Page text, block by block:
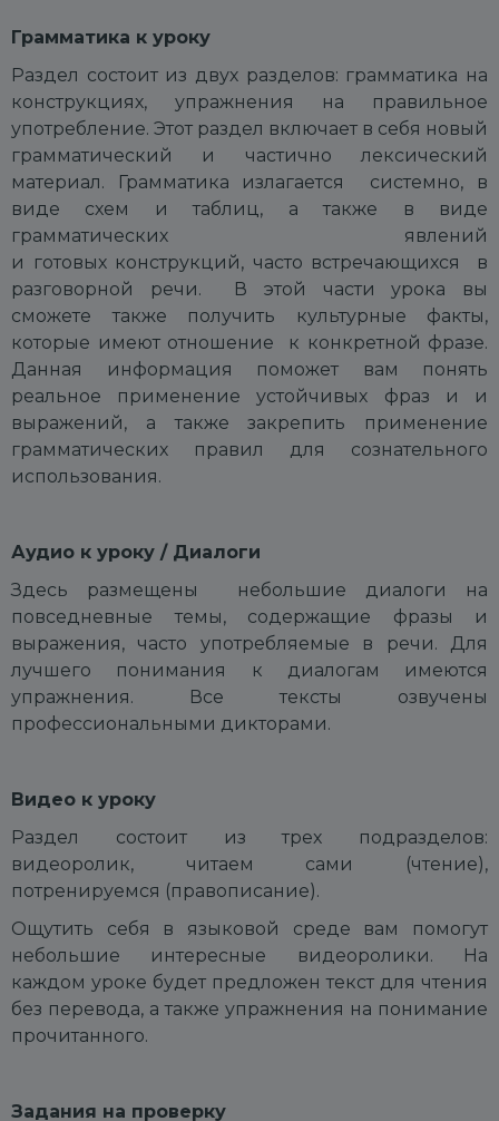
Грамматика к уроку
Раздел состоит из двух разделов: грамматика на
конструкциях, упражнения на правильное
употребление. Этот раздел включает в себя новый
грамматический и частично лексический
материал. Грамматика излагается системно, в
виде схем и таблиц, а также в виде
грамматических явлений
и готовых конструкций, часто встречающихся в
разговорной речи. В этой части урока вы
сможете также получить культурные факты,
которые имеют отношение к конкретной фразе.
Данная информация поможет вам понять
реальное применение устойчивых фраз и и
выражений, а также закрепить применение
грамматических правил для сознательного
использования.
Аудио к уроку / Диалоги
Здесь размещены небольшие диалоги на
повседневные темы, содержащие фразы и
выражения, часто употребляемые в речи. Для
лучшего понимания к диалогам имеются
упражнения. Все тексты озвучены
профессиональными дикторами.
Видео к уроку
Раздел состоит из трех подразделов:
видеоролик, читаем сами (чтение),
потренируемся (правописание).
Ощутить себя в языковой среде вам помогут
небольшие интересные видеоролики. На
каждом уроке будет предложен текст для чтения
без перевода, а также упражнения на понимание
прочитанного.
Задания на проверку